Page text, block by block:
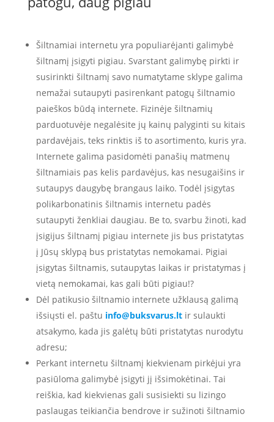
Šiltnamiai internetu yra populiarėjanti galimybė
šiltnamį įsigyti pigiau. Svarstant galimybę pirkti ir
susirinkti šiltnamį savo numatytame sklype galima
nemažai sutaupyti pasirenkant patogų šiltnamio
paieškos būdą internete. Fizinėje šiltnamių
parduotuvėje negalėsite jų kainų palyginti su kitais
pardavėjais, teks rinktis iš to asortimento, kuris yra.
Internete galima pasidomėti panašių matmenų
šiltnamiais pas kelis pardavėjus, kas nesugaišins ir
sutaupys daugybę brangaus laiko. Todėl įsigytas
polikarbonatinis šiltnamis internetu padės
sutaupyti ženkliai daugiau. Be to, svarbu žinoti, kad
įsigijus šiltnamį pigiau internete jis bus pristatytas
į Jūsų sklypą bus pristatytas nemokamai. Pigiai
įsigytas šiltnamis, sutaupytas laikas ir pristatymas į
vietą nemokamai, kas gali būti pigiau!?
Dėl patikusio šiltnamio internete užklausą galimą
išsiųsti el. paštu info@buksvarus.ltir sulaukti
atsakymo, kada jis galėtų būti pristatytas nurodytu
adresu;
Perkant internetu šiltnamį kiekvienam pirkėjui yra
pasiūloma galimybė įsigyti jį išsimokėtinai. Tai
reiškia, kad kiekvienas gali susisiekti su lizingo
paslaugas teikiančia bendrove ir sužinoti šiltnamio